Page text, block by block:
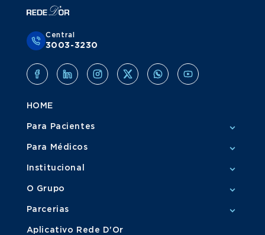
Central
3003-3230
HOME
Para Pacientes
Para Médicos
Institucional
O Grupo
Parcerias
Aplicativo Rede D'Or